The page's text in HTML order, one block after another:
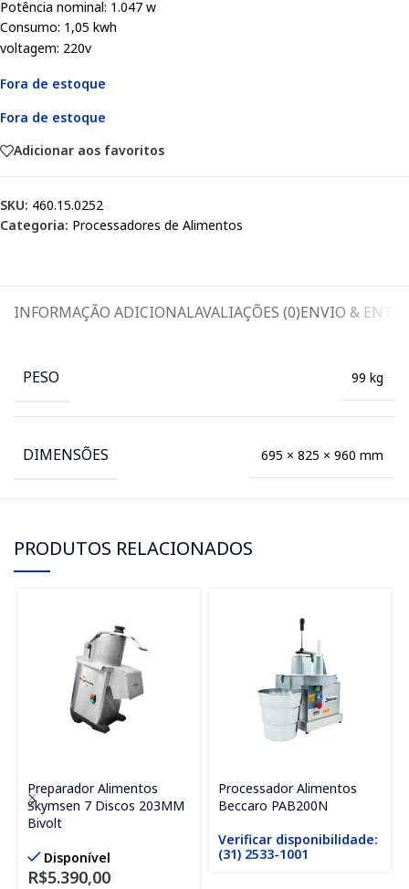
Potência nominal: 1.047 w
Consumo: 1,05 kwh
voltagem: 220v
Fora de estoque
Fora de estoque
Adicionar aos favoritos
SKU: 460.15.0252
Categoria: Processadores de Alimentos
INFORMAÇÃO ADICIONALAVALIAÇÕES (0)ENVIO &
PESO 99 kg
DIMENSÕES 695 × 825 × 960 mm
PRODUTOS RELACIONADOS
Preparador Alimentos
Skymsen 7 Discos 203MM
Bivolt
Disponível
R$5.390,00
Processador Alimentos
Beccaro PAB200N
Verificar disponibilidade:
(31) 2533-1001